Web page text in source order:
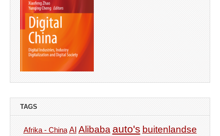
TAGS
Afrika - China AI Alibaba auto's buitenlandse